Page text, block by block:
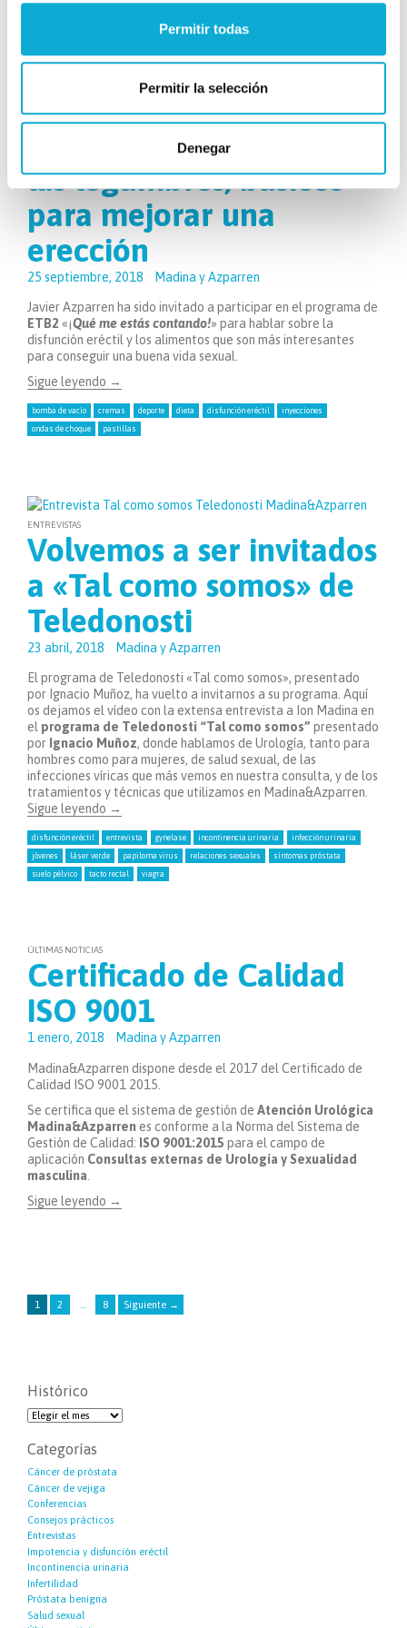
Permitir todas
Permitir la selección
Denegar
CONSEJOS PRÁCTICOS,ENTREVISTAS
El deporte, el pescado y
las legumbres, básicos
para mejorar una
erección
25 septiembre, 2018 Madina y Azparren
Javier Azparren ha sido invitado a participar en el programa de
ETB2 «¡Qué me estás contando!» para hablar sobre la
disfunción eréctil y los alimentos que son más interesantes
para conseguir una buena vida sexual.
Sigue leyendo →
bomba de vacío cremas deporte dieta disfunción eréctil
inyecciones
ondas de choque
pastillas
ENTREVISTAS
Volvemos a ser invitados
a «Tal como somos» de
Teledonosti
23 abril, 2018 Madina y Azparren
El programa de Teledonosti «Tal como somos», presentado
por Ignacio Muñoz, ha vuelto a invitarnos a su programa. Aquí
os dejamos el vídeo con la extensa entrevista a Ion Madina en
el programa de Teledonosti “Tal como somos” presentado
por Ignacio Muñoz, donde hablamos de Urología, tanto para
hombres como para mujeres, de salud sexual, de las
infecciones víricas que más vemos en nuestra consulta, y de los
tratamientos y técnicas que utilizamos en Madina&Azparren.
Sigue leyendo →
disfunción eréctil entrevista gynelase incontinencia urinaria
infección urinaria
jóvenes
láser verde papiloma virus relaciones sexuales
síntomas próstata
suelo pélvico
tacto rectal viagra
ÚLTIMAS NOTICIAS
Certificado de Calidad
ISO 9001
1 enero, 2018 Madina y Azparren
Madina&Azparren dispone desde el 2017 del Certificado de
Calidad ISO 9001 2015.
Se certifica que el sistema de gestión de Atención Urológica
Madina&Azparrenes conforme a la Norma del Sistema de
Gestión de Calidad: ISO 9001:2015 para el campo de
aplicación Consultas externas de Urología y Sexualidad
masculina
Sigue leyendo →
1 2 8 Siguiente →
Histórico
Categorías
Cáncer de próstata
Cáncer de vejiga
Conferencias
Consejos prácticos
Entrevistas
Impotencia y disfunción eréctil
Incontinencia urinaria
Infertilidad
Próstata benigna
Salud sexual